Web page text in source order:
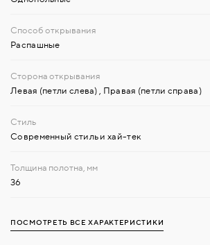
Распашные
Левая (петли слева) Правая (петли справа)
Современный стиль и хай-тек
36
ПОСМОТРЕТЬ ВСЕ ХАРАКТЕРИСТИКИ